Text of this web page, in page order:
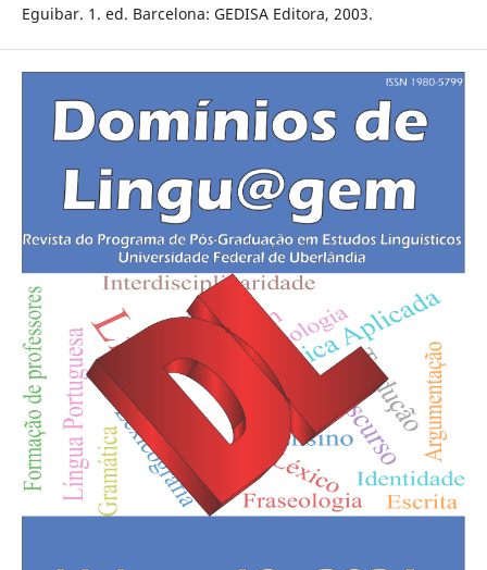
Eguibar. 1. ed. Barcelona: GEDISA Editora, 2003.